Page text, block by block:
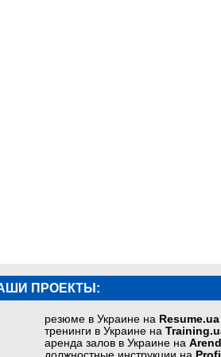
ПРОЕКТЫ:
резюме в Украине на Resume.ua
тренинги в Украине на
аренда залов в Украине на